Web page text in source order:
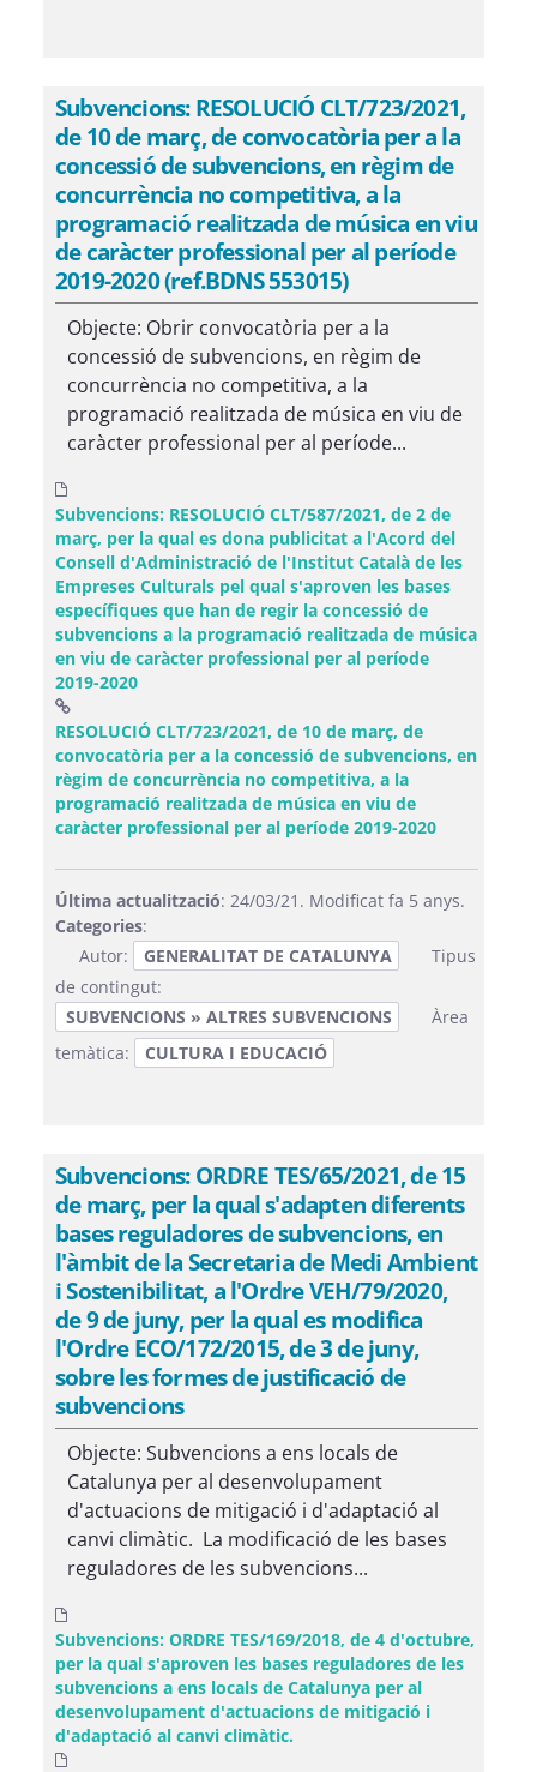
Subvencions: RESOLUCIÓ CLT/723/2021,
de 10 de març, de convocatòria per a la
concessió de subvencions, en règim de
concurrència no competitiva, a la
programació realitzada de música en viu
de caràcter professional per al període
2019-2020 (ref.BDNS 553015)
Objecte: Obrir convocatòria per a la
concessió de subvencions, en règim de
concurrència no competitiva, a la
programació realitzada de música en viu de
caràcter professional per al període...
Subvencions: RESOLUCIÓ CLT/587/2021, de 2 de
març, per la qual es dona publicitat a l'Acord del
Consell d'Administració de l'Institut Català de les
Empreses Culturals pel qual s'aproven les bases
específiques que han de regir la concessió de
subvencions a la programació realitzada de música
en viu de caràcter professional per al període
2019-2020
RESOLUCIÓ CLT/723/2021, de 10 de març, de
convocatòria per a la concessió de subvencions, en
règim de concurrència no competitiva, a la
programació realitzada de música en viu de
caràcter professional per al període 2019-2020(Obre una
Última actualització: 24/03/21. Modificat fa 5 anys.
Categories:
Autor:
GENERALITAT DE CATALUNYA
Tipus
de contingut:
SUBVENCIONS » ALTRES SUBVENCIONS
Àrea
temàtica:
CULTURA I EDUCACIÓ
Subvencions: ORDRE TES/65/2021, de 15
de març, per la qual s'adapten diferents
bases reguladores de subvencions, en
l'àmbit de la Secretaria de Medi Ambient
i Sostenibilitat, a l'Ordre VEH/79/2020,
de 9 de juny, per la qual es modifica
l'Ordre ECO/172/2015, de 3 de juny,
sobre les formes de justificació de
subvencions
Objecte: Subvencions a ens locals de
Catalunya per al desenvolupament
d'actuacions de mitigació i d'adaptació al
canvi climàtic. La modificació de les bases
reguladores de les subvencions...
Subvencions: ORDRE TES/169/2018, de 4 d'octubre,
per la qual s'aproven les bases reguladores de les
subvencions a ens locals de Catalunya per al
desenvolupament d'actuacions de mitigació i
d'adaptació al canvi climàtic.